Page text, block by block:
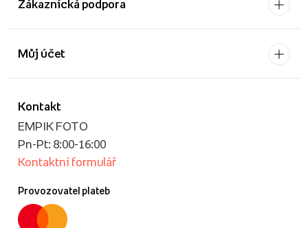
Zákaznícká podpora
Kontakt
EMPIK FOTO
Pn-Pt: 8:00-16:00
Kontaktní formulář
Provozovatel plateb
Můj účet